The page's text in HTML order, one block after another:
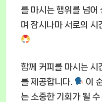
를 마시는 행위를 넘어
며 잠시나마 서로의 시
함께 커피를 마시는 시
를 제공합니다.
이
는 소중한 기회가 될 수